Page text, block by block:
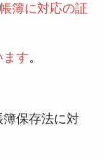
簿に対応の証
ます。
保存法に対